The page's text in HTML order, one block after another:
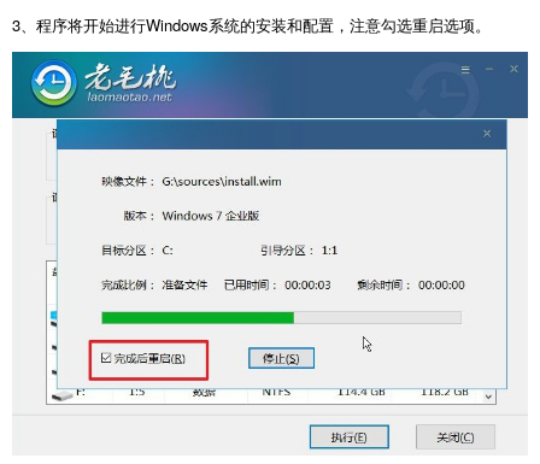
3 、程序将开始进行Windows系统的安装和配置，注意勾选重启选项。